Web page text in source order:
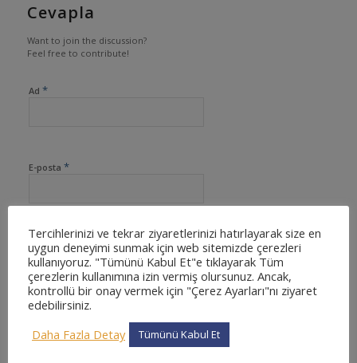
Cevapla
Want to join the discussion?
Feel free to contribute!
Ad *
E-posta *
İnternet sitesi
Tercihlerinizi ve tekrar ziyaretlerinizi hatırlayarak size en
uygun deneyimi sunmak için web sitemizde çerezleri
kullanıyoruz. "Tümünü Kabul Et"e tıklayarak Tüm
çerezlerin kullanımına izin vermiş olursunuz. Ancak,
kontrollü bir onay vermek için "Çerez Ayarları"nı ziyaret
edebilirsiniz.
Daha Fazla Detay
Tümünü Kabul Et